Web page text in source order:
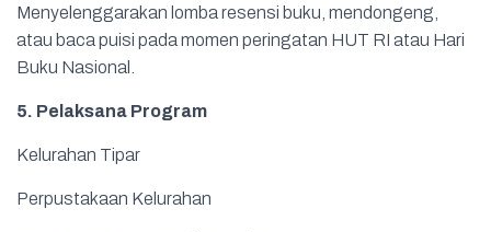
Menyelenggarakan lomba resensi buku, mendongeng,
atau baca puisi pada momen peringatan HUT RI atau Hari
Buku Nasional.
5. Pelaksana Program
Kelurahan Tipar
Perpustakaan Kelurahan